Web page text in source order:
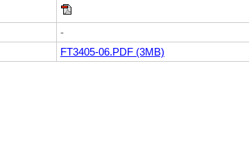
-
FT3405-06.PDF (3MB)